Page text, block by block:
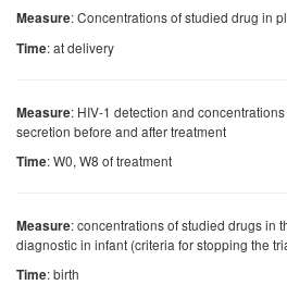
Measure: Concentrations of studied drug in
Time: at delivery
Measure: HIV-1 detection and
secretion before and after treatment
Time: W0, W8 of treatment
Measure: concentrations of studied drugs in
diagnostic in infant (criteria for stopping the
Time: birth